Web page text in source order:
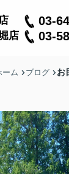
03-
店 03-
ーム ブログ お